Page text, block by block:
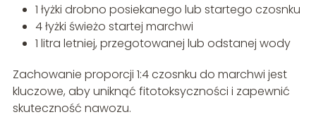
1 łyżki drobno posiekanego lub startego czosnku
4 łyżki świeżo startej marchwi
1 litra letniej, przegotowanej lub odstanej wody
Zachowanie proporcji 1:4 czosnku do marchwi jest
kluczowe, aby uniknąć fitotoksyczności i zapewnić
skuteczność nawozu.